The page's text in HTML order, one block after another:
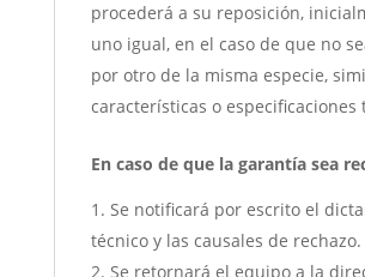
procederá a su reposición,
uno igual, en el caso de que no
por otro de la misma especie,
características o especificaciones
En caso de que la garantía sea
Se notificará por escrito el
técnico y las causales de rechazo.
Se retornará el equipo a la